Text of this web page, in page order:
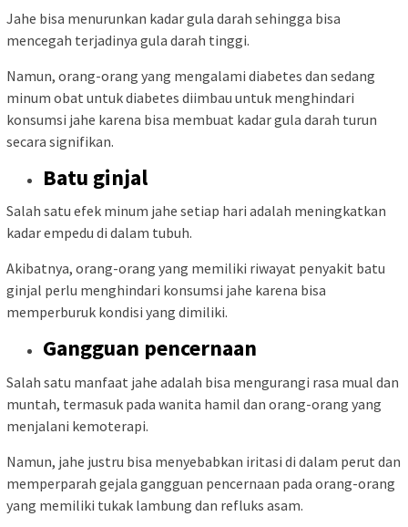
Jahe bisa menurunkan kadar gula darah sehingga bisa
mencegah terjadinya gula darah tinggi.
Namun, orang-orang yang mengalami diabetes dan sedang
minum obat untuk diabetes diimbau untuk menghindari
konsumsi jahe karena bisa membuat kadar gula darah turun
secara signifikan.
Batu ginjal
Salah satu efek minum jahe setiap hari adalah meningkatkan
kadar empedu di dalam tubuh.
Akibatnya, orang-orang yang memiliki riwayat penyakit batu
ginjal perlu menghindari konsumsi jahe karena bisa
memperburuk kondisi yang dimiliki.
Gangguan pencernaan
Salah satu manfaat jahe adalah bisa mengurangi rasa mual dan
muntah, termasuk pada wanita hamil dan orang-orang yang
menjalani kemoterapi.
Namun, jahe justru bisa menyebabkan iritasi di dalam perut dan
memperparah gejala gangguan pencernaan pada orang-orang
yang memiliki tukak lambung dan refluks asam.